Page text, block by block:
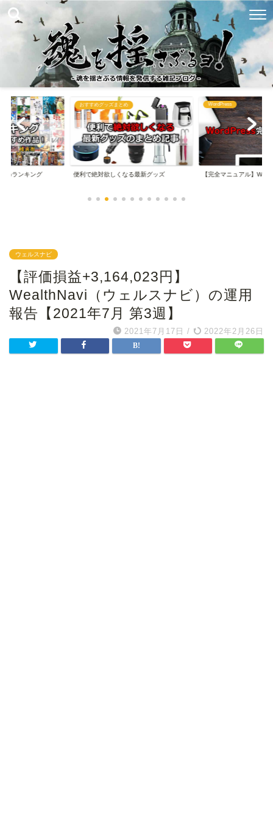
る最新グッズ
WordPress
【完全マニュアル】WordPressの始め方
ブログ関連まとめ
【完全マニュアル】は
ウェルスナビ
【評価損益+3,164,023円】
WealthNavi（ウェルスナビ）の運用
報告【2021年7月 第3週】
2021年7月17日 / 2022年2月26日